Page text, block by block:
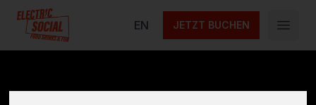
Electric Social
EN JETZT BUCHEN
Open